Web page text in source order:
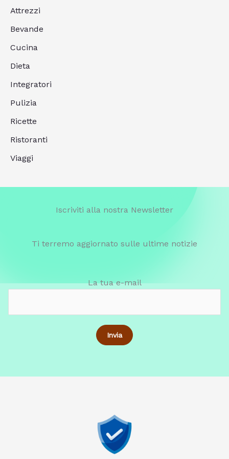
Attrezzi
Bevande
Cucina
Dieta
Integratori
Pulizia
Ricette
Ristoranti
Viaggi
Iscriviti alla nostra Newsletter
Ti terremo aggiornato sulle ultime notizie
La tua e-mail